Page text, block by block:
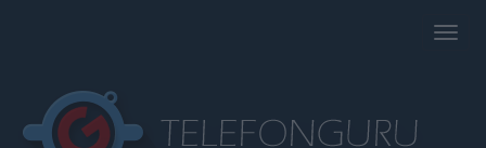
Toggle